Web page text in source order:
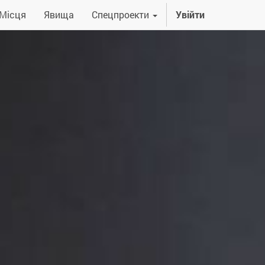
Явища Спецпроекти Увійти